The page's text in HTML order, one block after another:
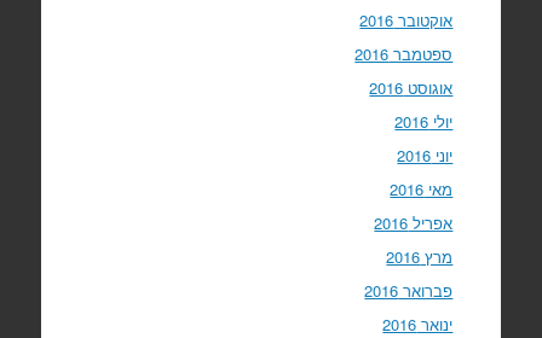
אוקטובר 2016
ספטמבר 2016
אוגוסט 2016
יולי 2016
יוני 2016
מאי 2016
אפריל 2016
מרץ 2016
פברואר 2016
ינואר 2016